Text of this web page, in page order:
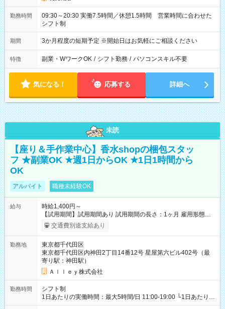
勤務時間
09:30～20:30 実働7.5時間／休憩1.5時間 営業時間に合わせた
シフト制
期間 3か月程度の短期予定 ※開始日はお気軽にご相談ください
特徴 副業・WワークOK / シフト勤務 / パソコンスキル不要
気になる！ 応募する 詳細へ
未読
【座り＆手作業中心】香水shopの梱包スタッ
フ ★副業OK ★週1日からOK ★1日1時間から
OK
アルバイト 職種未経験OK
給与
時給1,400円～
【試用期間】試用期間あり 試用期間の長さ：1ヶ月 雇用形態、
給与は本採用時と同じです。
交通費別途支給あり
勤務地
東京都千代田区
東京都千代田区内神田2丁目14番12号 星屋第六ビル402号（最
寄り駅：神田駅）
Ａｌｌｅｙ株式会社
勤務時間
シフト制
1日あたりの実働時間：最大5時間/日 11:00-19:00 └1日あたりの
実働時間：1-5時間 └上記の時間帯内であれば、いつでも勤務可